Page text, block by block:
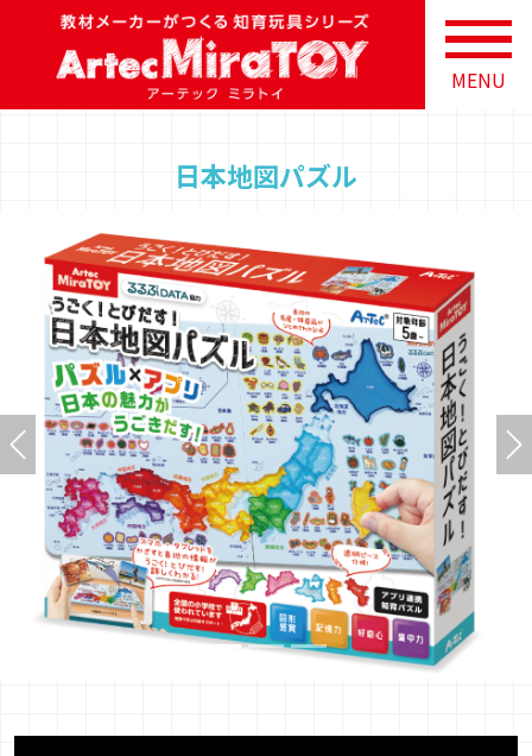
MENU
日本地図パズル
Previous